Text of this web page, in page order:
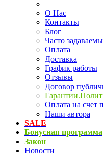
О Нас
Контакты
Блог
Часто
Оплата
Доставка
График работы
Отзывы
Договор
Оплата на счет
Наши автора
SALE
Бонусная программа
Закон
Новости